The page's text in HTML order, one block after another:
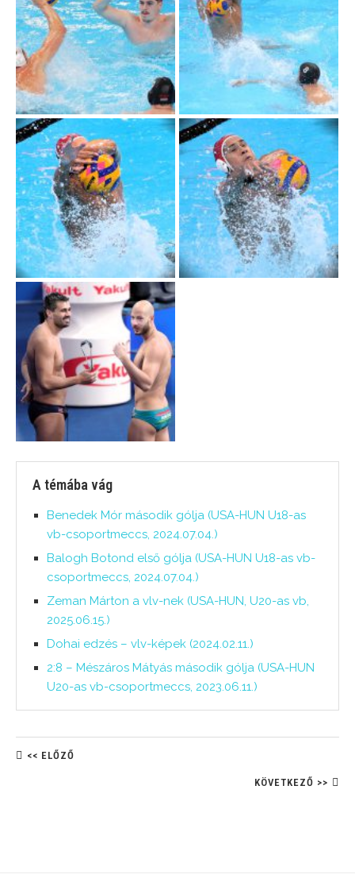
A témába vág
Benedek Mór második gólja (USA-HUN U18-as
vb-csoportmeccs, 2024.07.04.)
Balogh Botond első gólja (USA-HUN U18-as vb-
csoportmeccs, 2024.07.04.)
Zeman Márton a vlv-nek (USA-HUN, U20-as vb,
2025.06.15.)
Dohai edzés – vlv-képek (2024.02.11.)
2:8 – Mészáros Mátyás második gólja (USA-HUN
U20-as vb-csoportmeccs, 2023.06.11.)
<< ELŐZŐ
KÖVETKEZŐ >>